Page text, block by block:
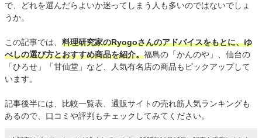
で、どれを選んだらよいか迷ってしまう人も多いのではないでしょ
うか。
この記事では、 料理研究家のRyogoさんのアドバイスをもとに、ゆ
べしの選び方とおすすめ商品を紹介。福島の「かんのや」、仙台の
「ひろせ」「甘仙堂」など、人気有名店の商品もピックアップして
います。
記事後半には、比較一覧表、通販サイトの売れ筋人気ランキングも
あるので、口コミや評判もチェックしてみてください。